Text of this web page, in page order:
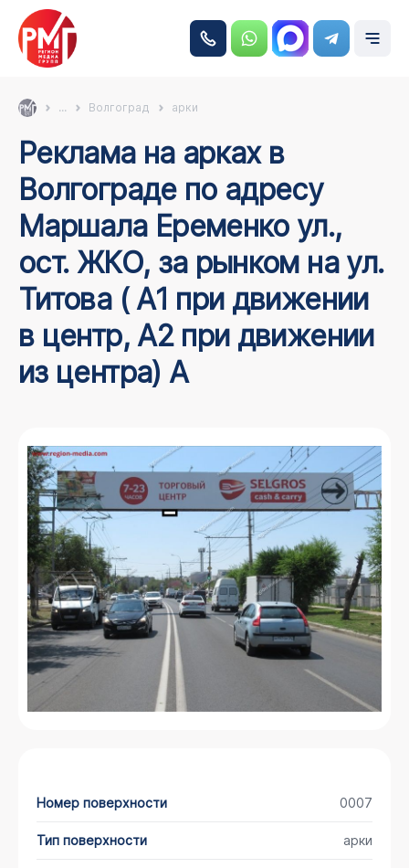
... Волгоград арки
Реклама на арках в
Волгограде по адресу
Маршала Еременко ул.,
ост. ЖКО, за рынком на ул.
Титова ( А1 при движении
в центр, А2 при движении
из центра) А
Номер поверхности 0007
Тип поверхности арки